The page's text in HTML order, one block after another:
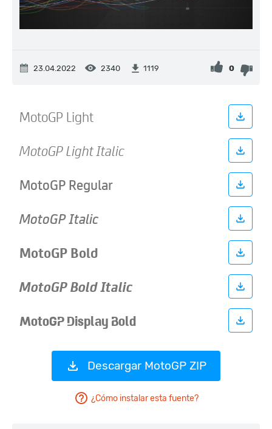
23.04.2022 2340 1119 0
Descargar MotoGP ZIP
¿Cómo instalar esta fuente?